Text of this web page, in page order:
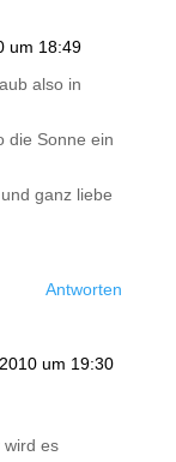
um 18:49
also in
die Sonne ein
ganz liebe
Antworten
um 19:30
wird es